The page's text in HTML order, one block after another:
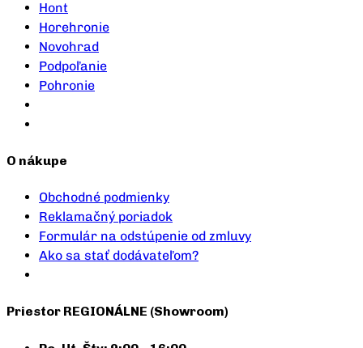
Hont
Horehronie
Novohrad
Podpoľanie
Pohronie
O nákupe
Obchodné podmienky
Reklamačný poriadok
Formulár na odstúpenie od zmluvy
Ako sa stať dodávateľom?
Priestor REGIONÁLNE (Showroom)